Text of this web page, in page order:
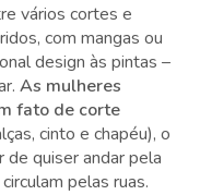
vários cortes e
com mangas ou
design às pintas –
As mulheres
fato de corte
cinto e chapéu), o
de quiser andar pela
pelas ruas.